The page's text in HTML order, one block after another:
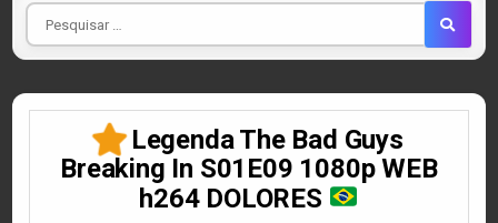
Pesquisar
por
Legenda The Bad Guys
Breaking In S01E09 1080p WEB
h264 DOLORES